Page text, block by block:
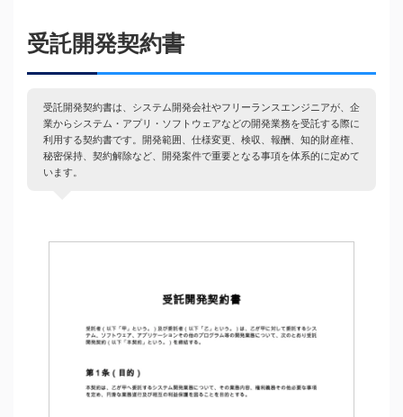
受託開発契約書
受託開発契約書は、システム開発会社やフリーランスエンジニアが、企
業からシステム・アプリ・ソフトウェアなどの開発業務を受託する際に
利用する契約書です。開発範囲、仕様変更、検収、報酬、知的財産権、
秘密保持、契約解除など、開発案件で重要となる事項を体系的に定めて
います。